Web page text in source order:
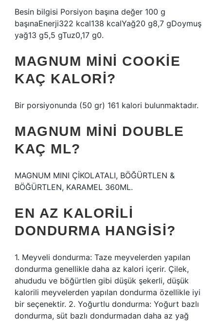
Besin bilgisi Porsiyon başına değer 100 g
başınaEnerji322 kcal138 kcalYağ20 g8,7 gDoymuş
yağ13 g5,5 gTuz0,17 g0.
MAGNUM MINI COOKIE
KAÇ KALORI?
Bir porsiyonunda (50 gr) 161 kalori bulunmaktadır.
MAGNUM MINI DOUBLE
KAÇ ML?
MAGNUM MINI ÇİKOLATALI, BÖĞÜRTLEN &
BÖĞÜRTLEN, KARAMEL 360ML.
EN AZ KALORILI
DONDURMA HANGISI?
1. Meyveli dondurma: Taze meyvelerden yapılan
dondurma genellikle daha az kalori içerir. Çilek,
ahududu ve böğürtlen gibi düşük şekerli, düşük
kalorili meyvelerden yapılan dondurma özellikle iyi
bir seçenektir. 2. Yoğurtlu dondurma: Yoğurt bazlı
dondurma, süt bazlı dondurmadan daha az yağ